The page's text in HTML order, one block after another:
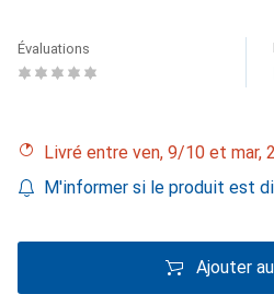
Évaluations
Livré entre ven, 9/10 et mar,
M'informer si le produit est
Ajouter